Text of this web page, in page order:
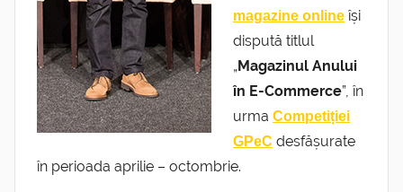
magazine online își
dispută titlul
„Magazinul Anului
în E-Commerce”, în
urma Competiției
GPeC desfășurate
în perioada aprilie – octombrie.